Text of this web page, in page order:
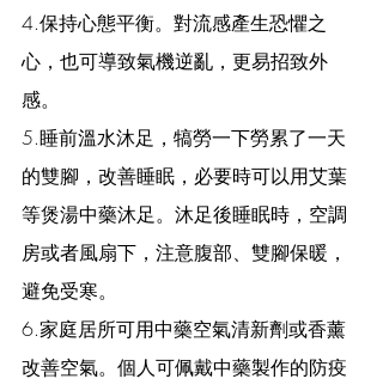
4.保持心態平衡。對流感產生恐懼之
心，也可導致氣機逆亂，更易招致外
感。
5.睡前溫水沐足，犒勞一下勞累了一天
的雙腳，改善睡眠，必要時可以用艾葉
等煲湯中藥沐足。沐足後睡眠時，空調
房或者風扇下，注意腹部、雙腳保暖，
避免受寒。
6.家庭居所可用中藥空氣清新劑或香薰
改善空氣。個人可佩戴中藥製作的防疫